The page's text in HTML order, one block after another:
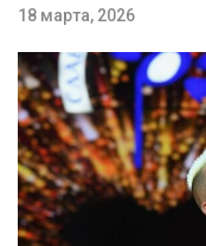
18 марта, 2026